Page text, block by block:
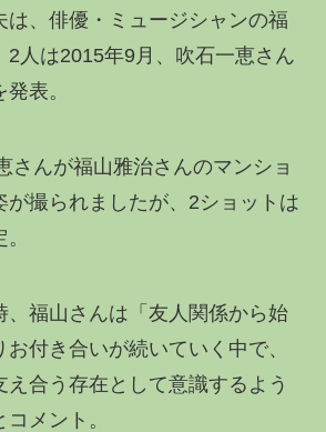
は、俳優・ミュージシャンの福
2人は2015年9月、吹石一恵さん
表。
さんが福山雅治さんのマンショ
が撮られましたが、2ショットは
、福山さんは「友人関係から始
お付き合いが続いていく中で、
え合う存在として意識するよう
メント。